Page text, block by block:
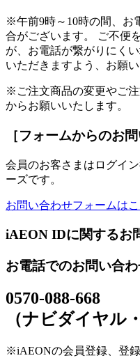
※午前9時～10時の間、お
合がございます。 ご不便
が、お電話が繋がりにく
いただきますよう、お願い
※ご注文商品の変更やご
からお願いいたします。
［フォームからのお問
会員のお客さまはログイ
ーズです。
お問い合わせフォームは
iAEON IDに関するお
お電話でのお問い合
0570-088-668
（ナビダイヤル
※iAEONの会員登録、登